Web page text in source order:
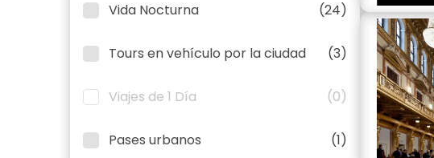
Vida Nocturna (24)
Tours en vehículo por la ciudad (3)
Viajes de 1 Día (0)
Pases urbanos (1)